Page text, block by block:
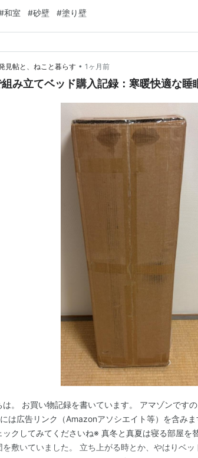
る原因、タイプ別のカビの落とし方、予防対策や掃
。 和室の壁を綺麗にして、気持ちも環境も良く…
和室 #砂壁 #塗り壁
見帖と、ねこと暮らす • 1ヶ月前
組み立てベッド購入記録：寒暖快適な睡
は。 お買い物記録を書いています。 アマゾンですの
は広告リンク（Amazonアソシエイト等）を含み
ックしてみてくださいね※ 真冬と真夏は寝る部屋を
を敷いていました。 立ち上がる時とか、やはりベッ